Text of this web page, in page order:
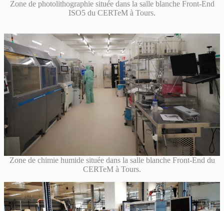
Zone de photolithographie située dans la salle blanche Front-End
ISO5 du CERTeM à Tours.
Zone de chimie humide située dans la salle blanche Front-End du
CERTeM à Tours.